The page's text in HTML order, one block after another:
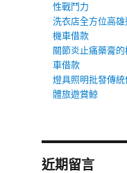
性戰鬥力
洗衣店全方位高
機車借款
關節炎止痛藥膏
車借款
燈具照明批發傳
體旅遊賞鯨
近期留言